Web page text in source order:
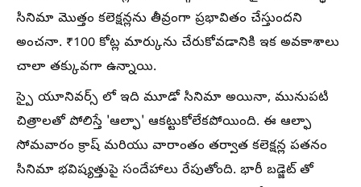
సినిమా మొత్తం కలెక్షన్లను తీవ్రంగా ప్రభావితం చేస్తుందని
అంచనా. ₹100 కోట్ల మార్కును చేరుకోవడానికి ఇక అవకాశాలు
చాలా తక్కువగా ఉన్నాయి.
స్పై యూనివర్స్ లో ఇది మూడో సినిమా అయినా, మునుపటి
చిత్రాలతో పోలిస్తే 'ఆల్ఫా' ఆకట్టుకోలేకపోయింది. ఈ ఆల్ఫా
సోమవారం క్రాష్ మరియు వారాంతం తర్వాత కలెక్షన్ల పతనం
సినిమా భవిష్యత్తుపై సందేహాలు రేపుతోంది. భారీ బడ్జెట్ తో